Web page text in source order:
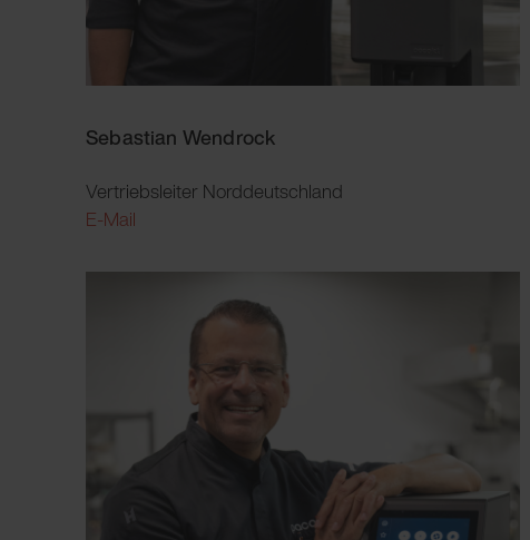
Sebastian Wendrock
Vertriebsleiter Norddeutschland
E-Mail